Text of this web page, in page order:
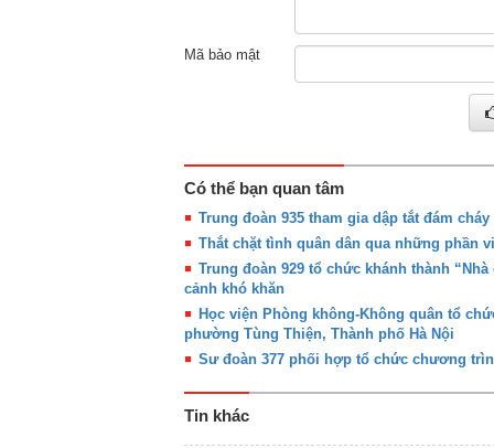
Mã bảo mật
Có thể bạn quan tâm
Trung đoàn 935 tham gia dập tắt đám
Thắt chặt tình quân dân qua những phần
Trung đoàn 929 tổ chức khánh thành
cảnh khó khăn
Học viện Phòng không-Không quân tổ
phường Tùng Thiện, Thành phố Hà Nội
Sư đoàn 377 phối hợp tổ chức chương
Tin khác